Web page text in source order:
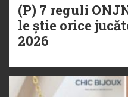
(P) 7 reguli
le știe orice
2026